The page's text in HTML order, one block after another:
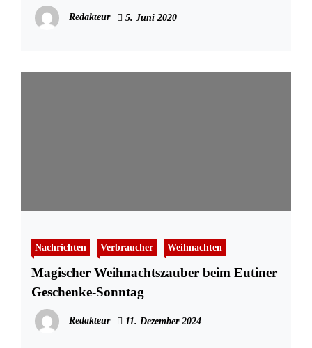
weißer Tag“
Redakteur 5. Juni 2020
Nachrichten Verbraucher Weihnachten
Magischer Weihnachtszauber beim Eutiner
Geschenke-Sonntag
Redakteur 11. Dezember 2024